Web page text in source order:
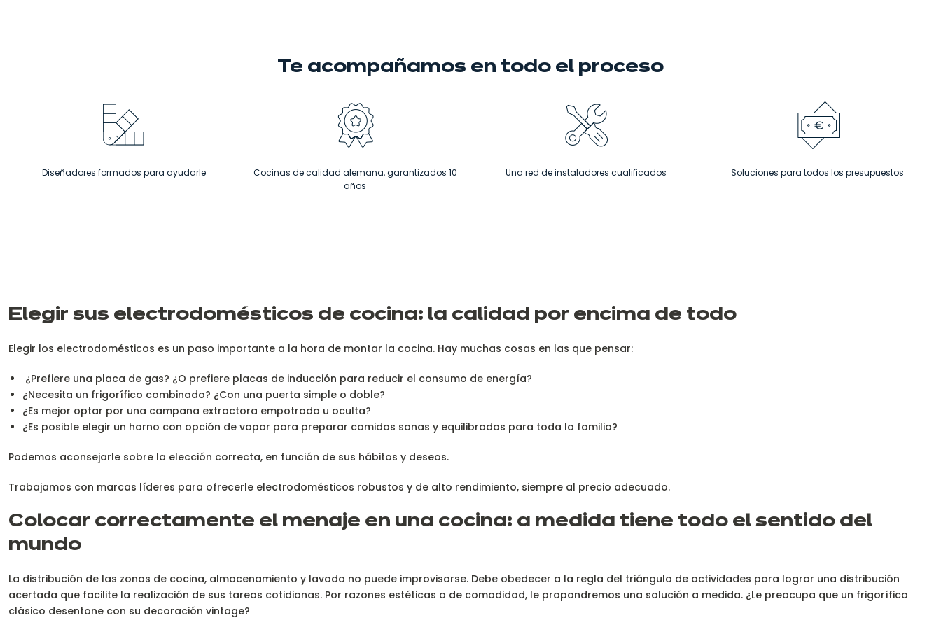
Te acompañamos en todo el proceso
Diseñadores formados para ayudarle
Cocinas de calidad alemana, garantizados 10
años
Una red de instaladores cualificados Soluciones para todos los presupuestos
Elegir sus electrodomésticos de cocina: la calidad por encima de todo
Elegir los electrodomésticos es un paso importante a la hora de montar la cocina. Hay muchas cosas en las que pensar:
¿Prefiere una placa de gas? ¿O prefiere placas de inducción para reducir el consumo de energía?
¿Necesita un frigorífico combinado? ¿Con una puerta simple o doble?
¿Es mejor optar por una campana extractora empotrada u oculta?
¿Es posible elegir un horno con opción de vapor para preparar comidas sanas y equilibradas para toda la familia?
Podemos aconsejarle sobre la elección correcta, en función de sus hábitos y deseos.
Trabajamos con marcas líderes para ofrecerle electrodomésticos robustos y de alto rendimiento, siempre al precio adecuado.
Colocar correctamente el menaje en una cocina: a medida tiene todo el sentido del
mundo
La distribución de las zonas de cocina, almacenamiento y lavado no puede improvisarse. Debe obedecer a la regla del triángulo de actividades para lograr una distribución
acertada que facilite la realización de sus tareas cotidianas. Por razones estéticas o de comodidad, le propondremos una solución a medida. ¿Le preocupa que un frigorífico
clásico desentone con su decoración vintage?